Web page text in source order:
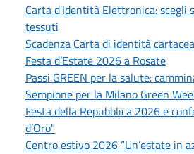
Carta d'Identità Elettronica: scegli
tessuti
Scadenza Carta di identità cartacea
Festa d’Estate 2026 a Rosate
Passi GREEN per la salute:
Sempione per la Milano Green
Festa della Repubblica 2026 e
d’Oro"
Centro estivo 2026 “Un’estate in